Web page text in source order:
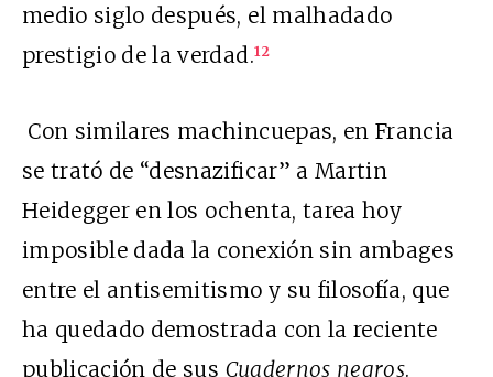
medio siglo después, el malhadado
prestigio de la verdad.12
Con similares machincuepas, en Francia
se trató de “desnazificar” a Martin
Heidegger en los ochenta, tarea hoy
imposible dada la conexión sin ambages
entre el antisemitismo y su filosofía, que
ha quedado demostrada con la reciente
publicación de sus Cuadernos negros.